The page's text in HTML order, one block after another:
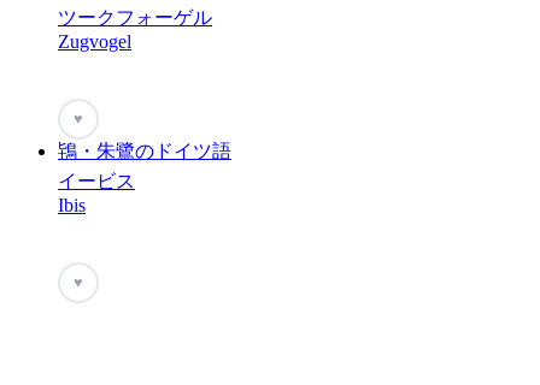
ツークフォーゲル
Zugvogel
♥
鴇・朱鷺のドイツ語
イービス
Ibis
♥